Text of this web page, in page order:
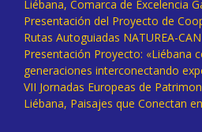
Liébana, Comarca de Excelencia
Presentación del Proyecto de
Rutas Autoguiadas NATUREA-
Presentación Proyecto: «Liébana
generaciones interconectando
VII Jornadas Europeas de
Liébana, Paisajes que Conectan